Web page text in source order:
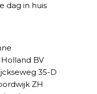
dag in huis
BV
35-D
ZH